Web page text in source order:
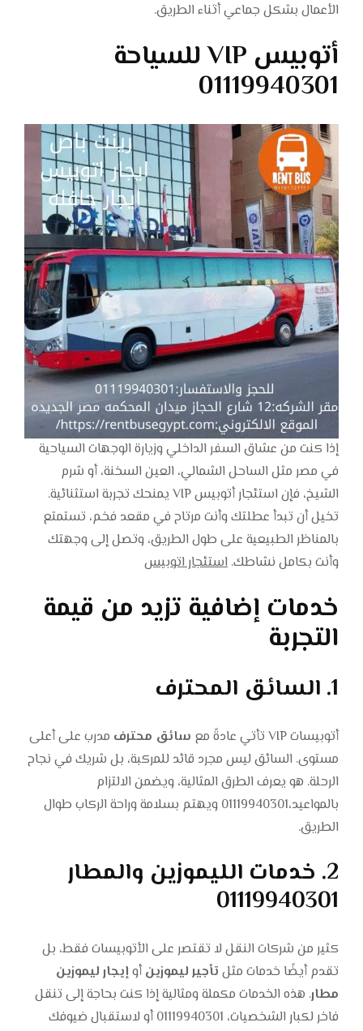
الأعمال بشكل جماعي أثناء الطريق.
أتوبيس VIP للسياحة
01119940301
إذا كنت من عشاق السفر الداخلي وزيارة الوجهات السياحية
في مصر مثل الساحل الشمالي، العين السخنة، أو شرم
الشيخ، فإن استئجار أتوبيس VIP يمنحك تجربة استثنائية.
تخيل أن تبدأ عطلتك وأنت مرتاح في مقعد فخم، تستمتع
بالمناظر الطبيعية على طول الطريق، وتصل إلى وجهتك
وأنت بكامل نشاطك. استئجار اتوبيس
خدمات إضافية تزيد من قيمة
التجربة
1. السائق المحترف
أتوبيسات VIP تأتي عادةً مع سائق محترف مدرب على أعلى
مستوى. السائق ليس مجرد قائد للمركبة، بل شريك في نجاح
الرحلة. هو يعرف الطرق المثالية، ويضمن الالتزام
بالمواعيد،01119940301 ويهتم بسلامة وراحة الركاب طوال
الطريق.
2. خدمات الليموزين والمطار
01119940301
كثير من شركات النقل لا تقتصر على الأتوبيسات فقط، بل
تقدم أيضًا خدمات مثل تأجير ليموزينأوإيجار ليموزين
مطار. هذه الخدمات مكملة ومثالية إذا كنت بحاجة إلى تنقل
فاخر لكبار الشخصيات، 01119940301 أو لاستقبال ضيوفك